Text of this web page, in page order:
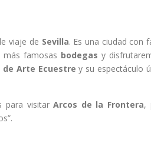
viaje de Sevilla. Es una ciudad con
más famosas bodegas y
de Arte Ecuestre y su espectáculo
para visitarArcos de la Frontera,